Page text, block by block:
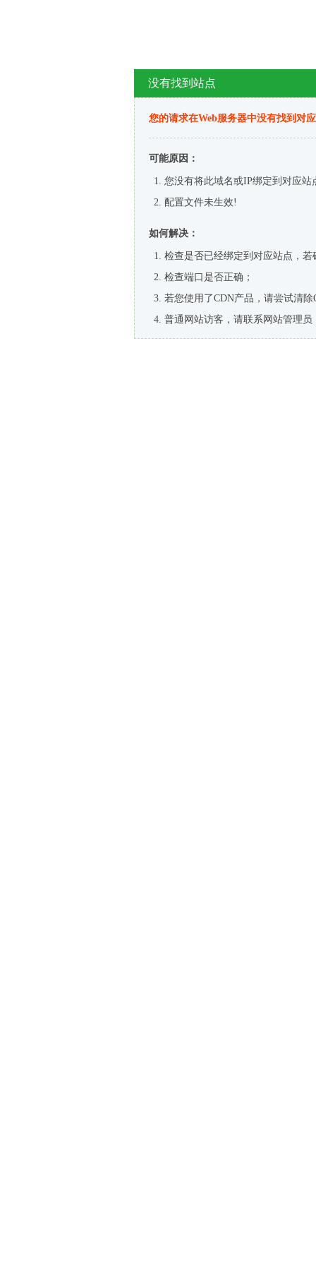
没有找到站点
您的请求在Web服务器中没有找到对
可能原因：
您没有将此域名或IP绑定到对应站
配置文件未生效!
如何解决：
检查是否已经绑定到对应站点，
检查端口是否正确；
若您使用了CDN产品，请尝试清除
普通网站访客，请联系网站管理员